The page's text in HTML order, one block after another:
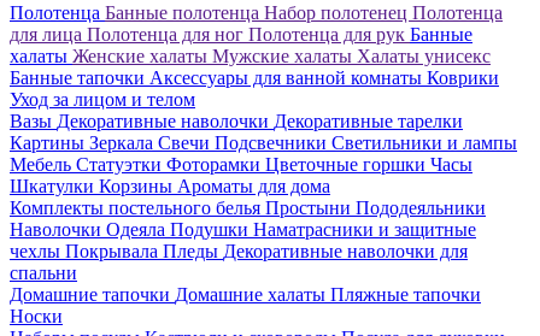
Полотенца Банные полотенца Набор полотенец Полотенца
для лица Полотенца для ног Полотенца для рук Банные
халаты Женские халаты Мужские халаты Халаты унисекс
Банные тапочки Аксессуары для ванной комнаты Коврики
Уход за лицом и телом
Вазы Декоративные наволочки Декоративные тарелки
Картины Зеркала Свечи Подсвечники Светильники и лампы
Мебель Статуэтки Фоторамки Цветочные горшки Часы
Шкатулки Корзины Ароматы для дома
Комплекты постельного белья Простыни Пододеяльники
Наволочки Одеяла Подушки Наматрасники и защитные
чехлы Покрывала Пледы Декоративные наволочки для
спальни
Домашние тапочки Домашние халаты Пляжные тапочки
Носки